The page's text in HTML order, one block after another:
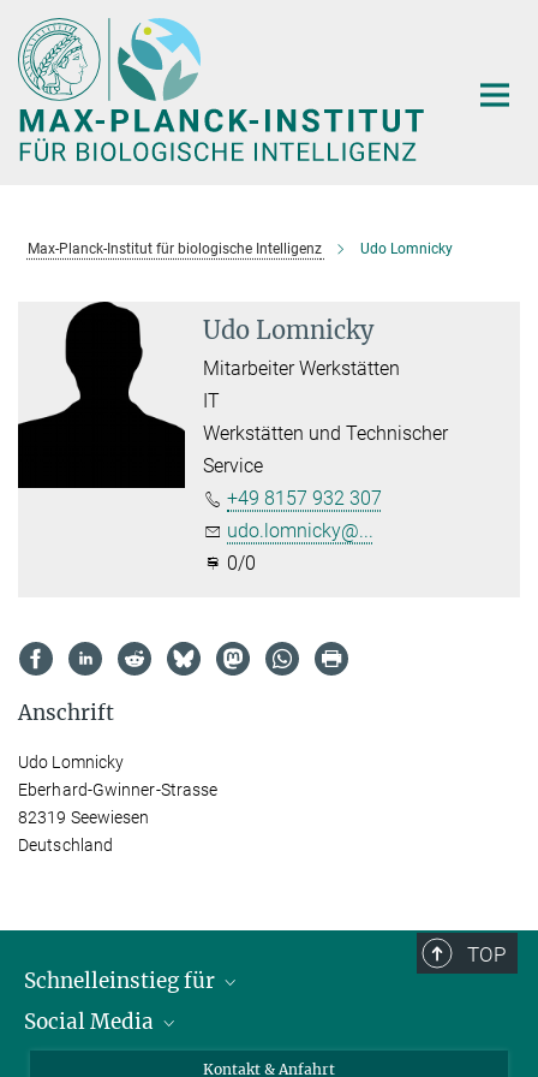
Hauptinhalt
Max-Planck-Institut für biologische Intelligenz Udo Lomnicky
Udo Lomnicky
Mitarbeiter Werkstätten
IT
Werkstätten und Technischer
Service
+49 8157 932 307
udo.lomnicky@...
0/0
Anschrift
Udo Lomnicky
Eberhard-Gwinner-Strasse
82319 Seewiesen
Deutschland
TOP
Schnelleinstieg für
Journalist*innen
Social Media
Kontakt & Anfahrt